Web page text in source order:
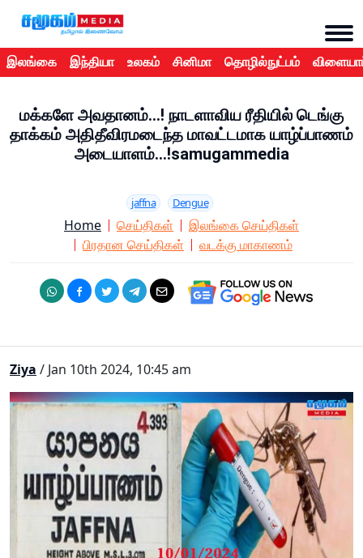
இலங்கை இந்தியா உலகம் சினிமா தொழில்நுட்பம்
மக்களே அவதானம்...! நாடளாவிய ரீதியில் டெங்கு
தாக்கம் அதிதீவிரமடைந்த மாவட்டமாக யாழ்ப்பாணம்
அடையாளம்...!samugammedia
jaffna Dengue
Home செய்திகள்
இலங்கை செய்திகள்
பிரதான செய்திகள்
வடக்கு மாகாணம்
Ziya / Jan 10th 2024, 10:45 am